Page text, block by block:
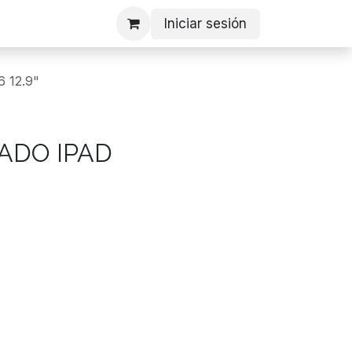
Iniciar sesión
12.9"
IPAD